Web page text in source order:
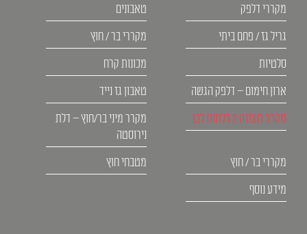
מקררי דלפק
טאבונים
גריל גז / פחם ביתי
מקררי בר / חוץ
סלטיות
מכונות קרח
ארון חימום – דלפק הגשה
טאבון גז נייד
מקרר תצוגה 2 דלתות לבן
מקרר מיני בר/חוץ – דלת
נירוסטה
מקררי בר / חוץ
מטבחי חוץ
מידע נוסף